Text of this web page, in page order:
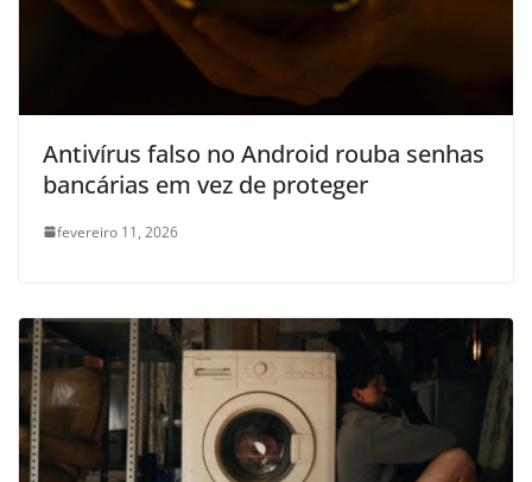
Antivírus falso no Android rouba senhas
bancárias em vez de proteger
fevereiro 11, 2026